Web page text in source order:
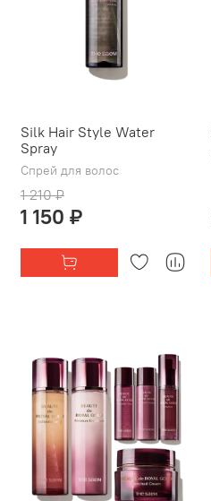
Silk Hair Style Water
Spray
Спрей для волос
1 210 ₽
1 150 ₽